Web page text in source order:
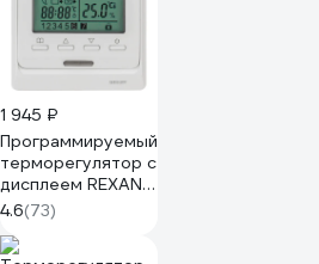
1 945 ₽
Программируемый
терморегулятор с
дисплеем REXANT
R51XT 51-0532
4.6(73)